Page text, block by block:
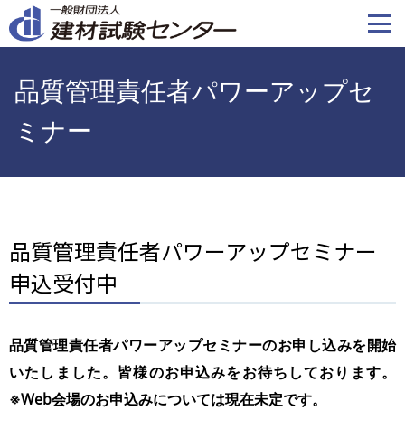
イ
品質管理責任者パワーアップセ
ミナー
品質管理責任者パワーアップセミナー
申込受付中
品質管理責任者パワーアップセミナーのお申し込みを開始
いたしました。皆様のお申込みをお待ちしております。
※Web会場のお申込みについては現在未定です。